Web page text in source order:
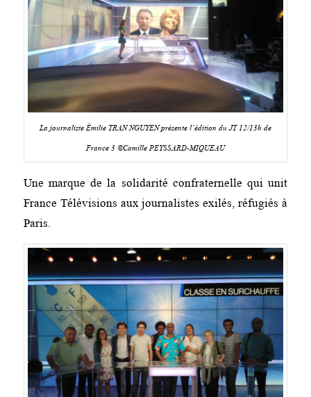
La journaliste Émilie TRAN NGUYEN présente l’édition du JT 12/13h de
France 3 ©Camille PEYSSARD-MIQUEAU
Une marque de la solidarité confraternelle qui unit
France Télévisions aux journalistes exilés, réfugiés à
Paris.